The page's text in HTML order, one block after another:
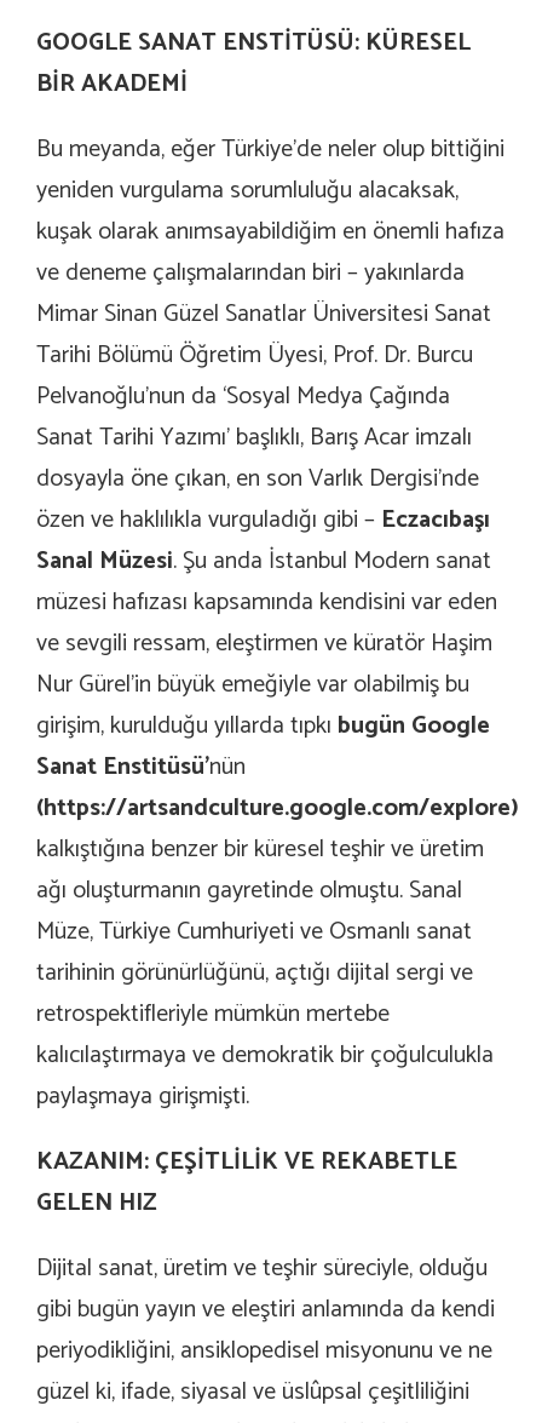
GOOGLE SANAT ENSTİTÜSÜ: KÜRESEL
BİR AKADEMİ
Bu meyanda, eğer Türkiye’de neler olup bittiğini
yeniden vurgulama sorumluluğu alacaksak,
kuşak olarak anımsayabildiğim en önemli hafıza
ve deneme çalışmalarından biri– yakınlarda
Mimar Sinan Güzel Sanatlar Üniversitesi Sanat
Tarihi Bölümü Öğretim Üyesi, Prof. Dr. Burcu
Pelvanoğlu’nun da ‘Sosyal Medya Çağında
Sanat Tarihi Yazımı’ başlıklı, Barış Acar imzalı
dosyayla öne çıkan, en son Varlık Dergisi’nde
özen ve haklılıkla vurguladığı gibi – Eczacıbaşı
Sanal Müzesi. Şu anda İstanbul Modern sanat
müzesi hafızası kapsamında kendisini var eden
ve sevgili ressam, eleştirmen ve küratör Haşim
Nur Gürel’in büyük emeğiyle var olabilmiş bu
girişim, kurulduğu yıllarda tıpkı bugün Google
Sanat Enstitüsü’nün
(https://artsandculture.google.com/explore)
kalkıştığına benzer bir küresel teşhir ve üretim
ağı oluşturmanın gayretinde olmuştu. Sanal
Müze, Türkiye Cumhuriyeti ve Osmanlı sanat
tarihinin görünürlüğünü, açtığı dijital sergi ve
retrospektifleriyle mümkün mertebe
kalıcılaştırmaya ve demokratik bir çoğulculukla
paylaşmaya girişmişti.
KAZANIM: ÇEŞİTLİLİK VE REKABETLE
GELEN HIZ
Dijital sanat, üretim ve teşhir süreciyle, olduğu
gibi bugün yayın ve eleştiri anlamında da kendi
periyodikliğini, ansiklopedisel misyonunu ve ne
güzel ki, ifade, siyasal ve üslûpsal çeşitliliğini